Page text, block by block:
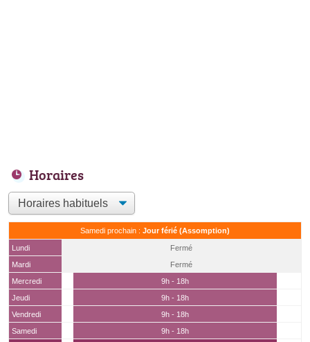
Horaires
Samedi prochain : Jour férié (Assomption)
Lundi
Fermé
Mardi
Fermé
Mercredi
9h - 18h
Jeudi
9h - 18h
Vendredi
9h - 18h
Samedi
9h - 18h